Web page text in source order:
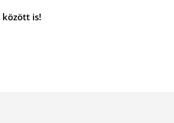
között is!